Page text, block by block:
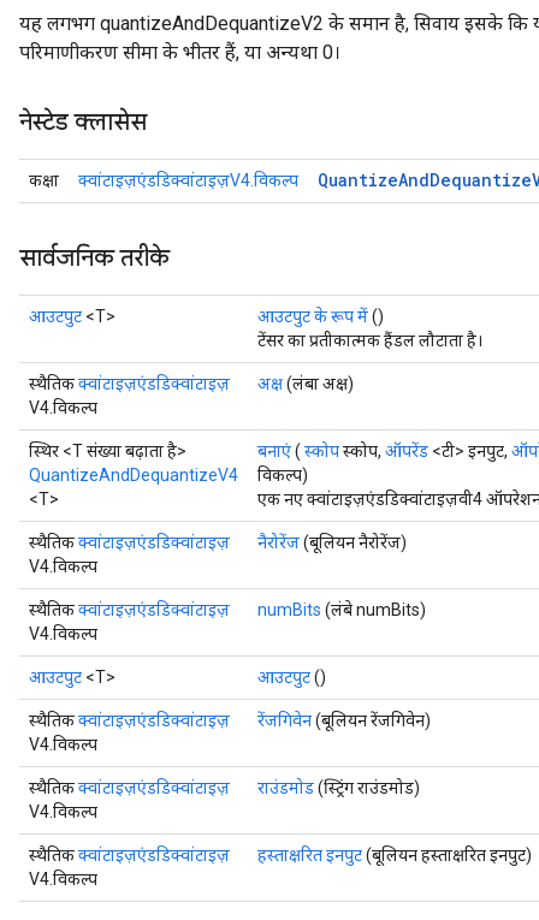
यह लगभग quantizeAndDequantizeV2 के समान है, सिवाय इसके कि
परिमाणीकरण सीमा के भीतर हैं, या अन्यथा 0।
नेस्टेड क्लासेस
कक्षा क्वांटाइज़एंडडिक्वांटाइज़V4.विकल्प QuantizeAndDequantize
सार्वजनिक तरीके
आउटपुट <T> आउटपुट के रूप में()
टेंसर का प्रतीकात्मक हैंडल लौटाता है।
स्थैतिकक्वांटाइज़एंडडिक्वांटाइज़
V4.विकल्प
अक्ष(लंबा अक्ष)
स्थिर <T संख्या बढ़ाता है>
QuantizeAndDequantizeV4
<T>
बनाएं( स्कोपस्कोप, ऑपरेंड <टी> इनपुट,
विकल्प)
एक नए क्वांटाइज़एंडडिक्वांटाइज़वी4
स्थैतिकक्वांटाइज़एंडडिक्वांटाइज़
V4.विकल्प
नैरोरेंज(बूलियन नैरोरेंज)
स्थैतिकक्वांटाइज़एंडडिक्वांटाइज़
V4.विकल्प
numBits (लंबे numBits)
आउटपुट <T> आउटपुट()
स्थैतिकक्वांटाइज़एंडडिक्वांटाइज़
V4.विकल्प
रेंजगिवेन(बूलियन रेंजगिवेन)
स्थैतिकक्वांटाइज़एंडडिक्वांटाइज़
V4.विकल्प
राउंडमोड(स्ट्रिंग राउंडमोड)
स्थैतिकक्वांटाइज़एंडडिक्वांटाइज़
V4.विकल्प
हस्ताक्षरित इनपुट(बूलियन हस्ताक्षरित इनपुट)